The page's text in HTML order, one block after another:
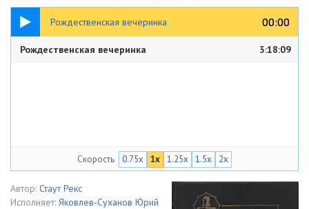
Рождественская вечеринка 00:00
00:00
3:18:09
Рождественская вечеринка 3:18:09
Скорость 0.75x 1x 1.25x 1.5x 2x
Автор: Стаут Рекс
Исполняет: Яковлев-Суханов Юрий